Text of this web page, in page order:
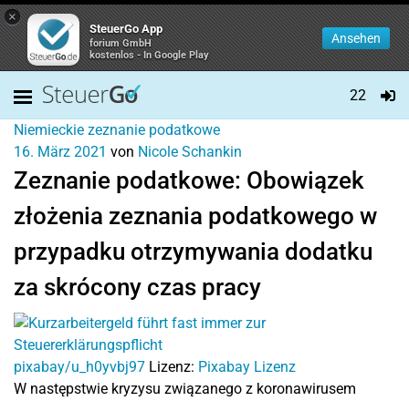
×
SteuerGo App
forium GmbH
kostenlos - In Google Play
Ansehen
22
Niemieckie zeznanie podatkowe
16. März 2021 von Nicole Schankin
Zeznanie podatkowe: Obowiązek
złożenia zeznania podatkowego w
przypadku otrzymywania dodatku
za skrócony czas pracy
pixabay/u_h0yvbj97 Lizenz: Pixabay Lizenz
W następstwie kryzysu związanego z koronawirusem